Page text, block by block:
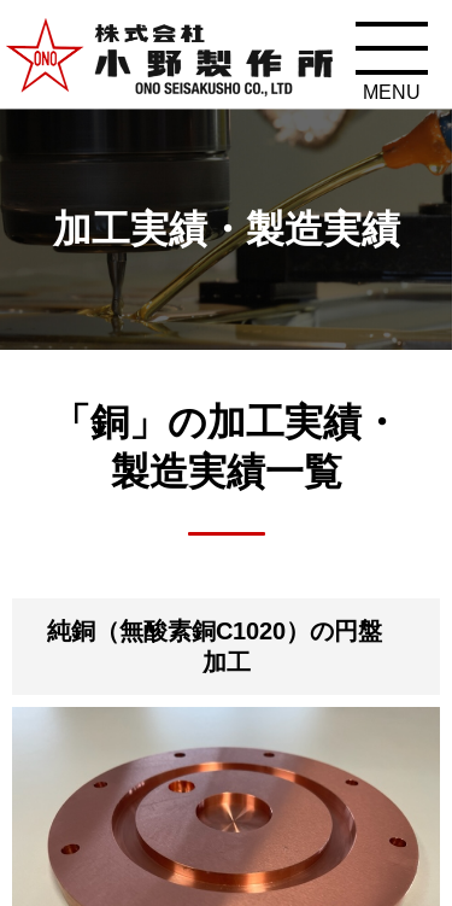
加工実績・製造実績
「銅」の加工実績・
製造実績一覧
純銅（無酸素銅C1020）の円盤
加工